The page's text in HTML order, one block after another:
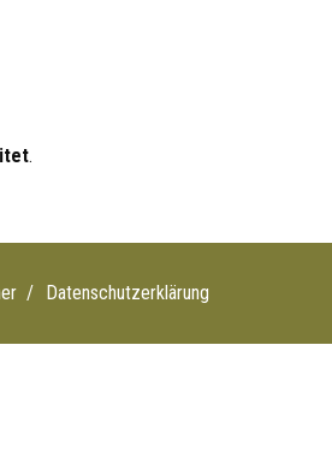
.
Datenschutzerklärung